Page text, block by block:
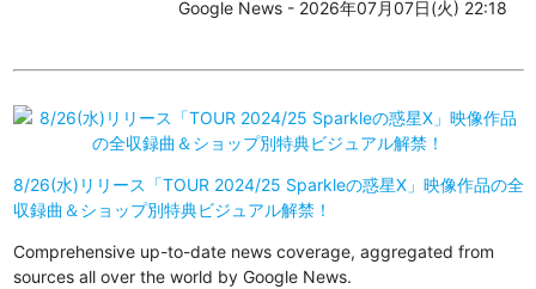
Google News - 2026年07月07日(火) 22:18
8/26(水)リリース「TOUR 2024/25 Sparkleの惑星X」映像作品の全
収録曲＆ショップ別特典ビジュアル解禁！
Comprehensive up-to-date news coverage, aggregated from
sources all over the world by Google News.